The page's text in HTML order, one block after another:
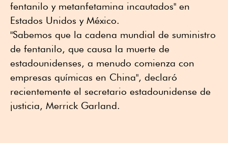
fentanilo y metanfetamina incautados" en
Estados Unidos y México.
"Sabemos que la cadena mundial de suministro
de fentanilo, que causa la muerte de
estadounidenses, a menudo comienza con
empresas químicas en China", declaró
recientemente el secretario estadounidense de
justicia, Merrick Garland.